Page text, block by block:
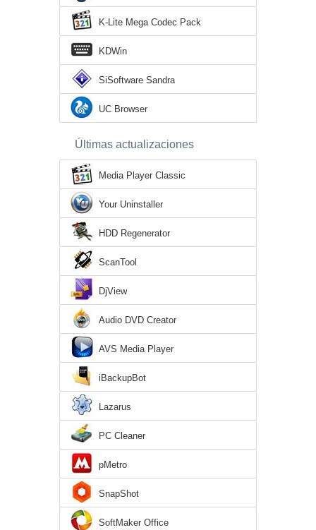
K-Lite Mega Codec Pack
KDWin
SiSoftware Sandra
UC Browser
Últimas actualizaciones
Media Player Classic
Your Uninstaller
HDD Regenerator
ScanTool
DjView
Audio DVD Creator
AVS Media Player
iBackupBot
Lazarus
PC Cleaner
pMetro
SnapShot
SoftMaker Office